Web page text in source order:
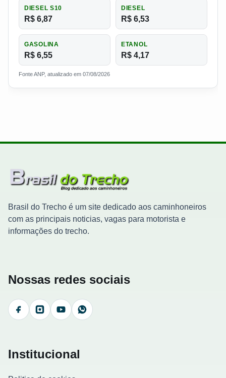
DIESEL S10
R$ 6,87
DIESEL
R$ 6,53
GASOLINA
R$ 6,55
ETANOL
R$ 4,17
Fonte ANP, atualizado em 07/08/2026
Brasil do Trecho é um site dedicado aos caminhoneiros
com as principais noticias, vagas para motorista e
informações do trecho.
Nossas redes sociais
FacebookInstagramYouTubeWhatsApp
Institucional